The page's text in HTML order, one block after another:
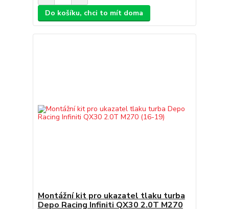
Do košíku, chci to mít doma
Montážní kit pro ukazatel tlaku turba
Depo Racing Infiniti QX30 2.0T M270